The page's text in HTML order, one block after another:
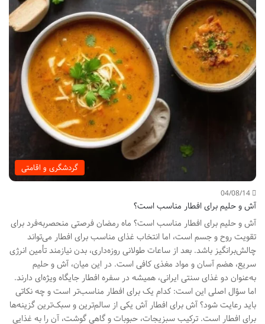
گردشگری و اقامتی
04/08/14
آش و حلیم برای افطار مناسب است؟
آش و حلیم برای افطار مناسب است؟ ماه رمضان فرصتی منحصربه‌فرد برای
تقویت روح و جسم است، اما انتخاب غذای مناسب برای افطار می‌تواند
چالش‌برانگیز باشد. بعد از ساعات طولانی روزه‌داری، بدن نیازمند تأمین انرژی
سریع، هضم آسان و مواد مغذی کافی است. در این میان، آش و حلیم
به‌عنوان دو غذای سنتی ایرانی، همیشه در سفره افطار جایگاه ویژه‌ای دارند.
اما سؤال اصلی این است: کدام یک برای افطار مناسب‌تر است و چه نکاتی
باید رعایت شود؟ آش برای افطار آش یکی از سالم‌ترین و سبک‌ترین گزینه‌ها
برای افطار است. ترکیب سبزیجات، حبوبات و گاهی گوشت، آن را به غذایی